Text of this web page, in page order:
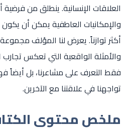
العلاقات الإنسانية. ينطلق من
والإمكانيات العاطفية يمكن أن
أكثر توازناً. يعرض لنا المؤلف
والأمثلة الواقعية التي تعكس تجارب
فقط التعرف على مشاعرنا، بل أيضاً
تواجهنا في علاقتنا مع الآخرين.
ملخص محتوى